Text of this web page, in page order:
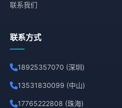
联系我们
联系方式
18925357070 (深圳)
13531830099 (中山)
17765222808 (珠海)